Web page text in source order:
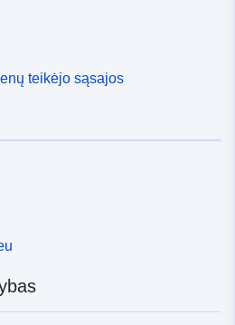
teikėjo sąsajos